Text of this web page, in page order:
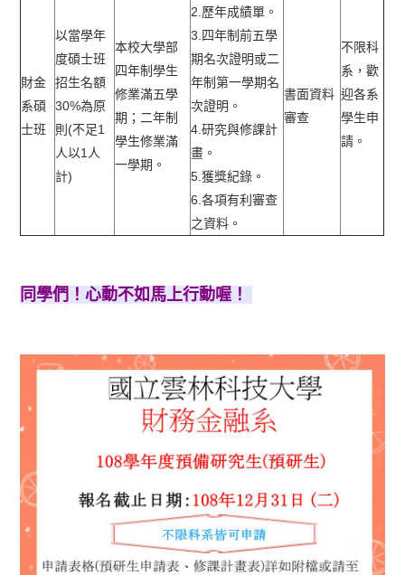
財金
系碩
士班
以當學年
度碩士班
招生名額
30%為原
則(不足1
人以1人
計)
本校大學部
四年制學生
修業滿五學
期；二年制
學生修業滿
一學期。
2.歷年成績單。
3.四年制前五學
期名次證明或二
年制第一學期名
次證明。
4.研究與修課計
畫。
5.獲獎紀錄。
6.各項有利審查
之資料。
書面資料
審查
不限科
系，歡
迎各系
學生申
請。
同學們！心動不如馬上行動喔！